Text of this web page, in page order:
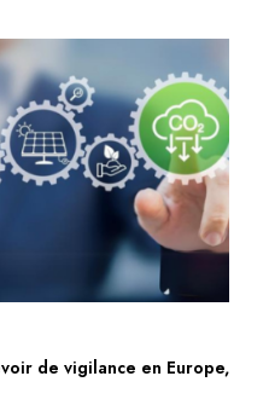
de vigilance en Europe,